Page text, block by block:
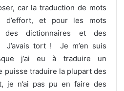
car la traduction de mots
d’effort, et pour les mots
dictionnaires et des
J’avais tort ! Je m’en suis
j’ai eu à traduire un
puisse traduire la plupart des
je n’ai pas pu en faire des